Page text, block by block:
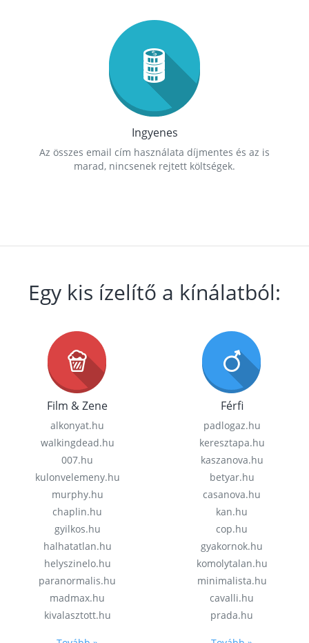
Ingyenes
Az összes email cím használata díjmentes és az is
marad, nincsenek rejtett költségek.
Egy kis ízelítő a kínálatból:
Film & Zene
alkonyat.hu
walkingdead.hu
007.hu
kulonvelemeny.hu
murphy.hu
chaplin.hu
gyilkos.hu
halhatatlan.hu
helyszinelo.hu
paranormalis.hu
madmax.hu
kivalasztott.hu
Férfi
padlogaz.hu
keresztapa.hu
kaszanova.hu
betyar.hu
casanova.hu
kan.hu
cop.hu
gyakornok.hu
komolytalan.hu
minimalista.hu
cavalli.hu
prada.hu